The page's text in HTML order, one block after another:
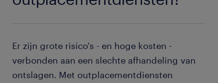
Er zijn grote risico's - en hoge kosten -
verbonden aan een slechte afhandeling van
ontslagen. Met outplacementdiensten